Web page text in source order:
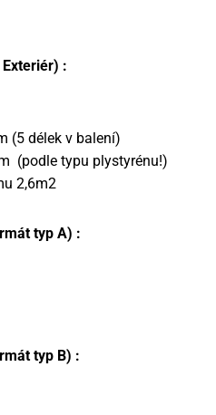
:
(5 délek v balení)
(podle typu plystyrénu!)
2,6m2
typ A) :
typ B) :